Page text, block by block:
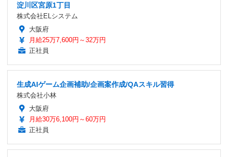
淀川区宮原1丁目
株式会社ELシステム
大阪府
月給25万7,600円～32万円
正社員
生成AIゲーム企画補助/企画案作成/QAスキル習得
株式会社小林
大阪府
月給30万6,100円～60万円
正社員